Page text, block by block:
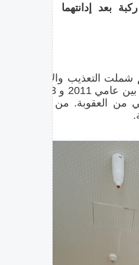
بعد إدانتهما
شملت التعذيب والإكراه المشدد
من العقوبة. من جانبها طعنت